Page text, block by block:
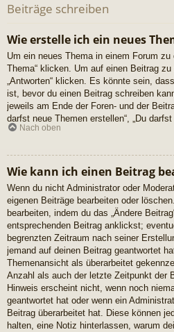
Beiträge schreiben
Wie erstelle ich ein neues
Um ein neues Thema in einem Forum
Thema“ klicken. Um auf einen Beitrag
„Antworten“ klicken. Es könnte sein,
ist, bevor du einen Beitrag schreiben
jeweils am Ende der Foren- und der
darfst neue Themen erstellen“, „Du
Nach oben
Wie kann ich einen Beitrag
Wenn du nicht Administrator oder
eigenen Beiträge bearbeiten oder
bearbeiten, indem du das „Ändere
entsprechenden Beitrag anklickst;
begrenzten Zeitraum nach seiner
jemand auf deinen Beitrag geantwortet
Themenansicht als überarbeitet
Anzahl als auch der letzte Zeitpunkt der
Hinweis erscheint nicht, wenn noch
geantwortet hat oder wenn ein
Beitrag überarbeitet hat. Diese können
halten, eine Notiz hinterlassen, warum